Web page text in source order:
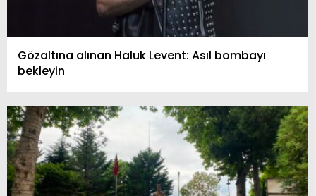
Gözaltına alınan Haluk Levent: Asıl bombayı
bekleyin